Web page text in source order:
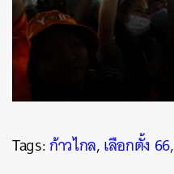
Tags:ก้าวไกล,เลือกตั้ง 66,